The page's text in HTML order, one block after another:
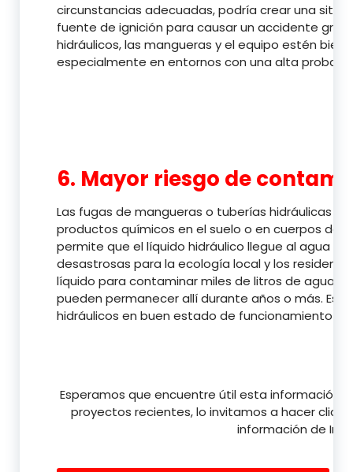
circunstancias adecuadas, podría crear una
fuente de ignición para causar un accidente
hidráulicos, las mangueras y el equipo estén
especialmente en entornos con una alta
6. Mayor riesgo de
Las fugas de mangueras o tuberías hidráulicas
productos químicos en el suelo o en cuerpos de
permite que el líquido hidráulico llegue al agua
desastrosas para la ecología local y los
líquido para contaminar miles de litros de agua
pueden permanecer allí durante años o más.
hidráulicos en buen estado de funcionamiento
Esperamos que encuentre útil esta información.
proyectos recientes, lo invitamos a hacer clic
información de